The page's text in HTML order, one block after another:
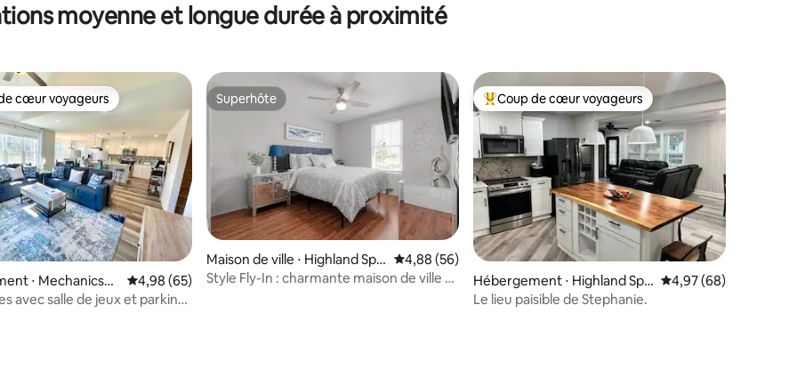
moyenne et longue durée à proximité
cœur voyageurs les plus appréciés
cœur voyageurs
⋅ Mechanicsvill
Évaluation moyenne sur la base de 65 commentaires : 4,98 sur 5
4,98 (65)
avec salle de jeux et parking
Superhôte
Superhôte
Maison de ville ⋅ Highland Spri
ngs
Évaluation moyenne sur la base de 56 commentaires : 4,88 sur 5
4,88 (56)
Style Fly-In : charmante maison de ville à
Coups de cœur voyageurs les plus appréciés
Coup de cœur voyageurs
Hébergement ⋅ Highland Spri
ngs
Évaluation moyenne
4,97 (68)
Le lieu paisible de Stephanie.